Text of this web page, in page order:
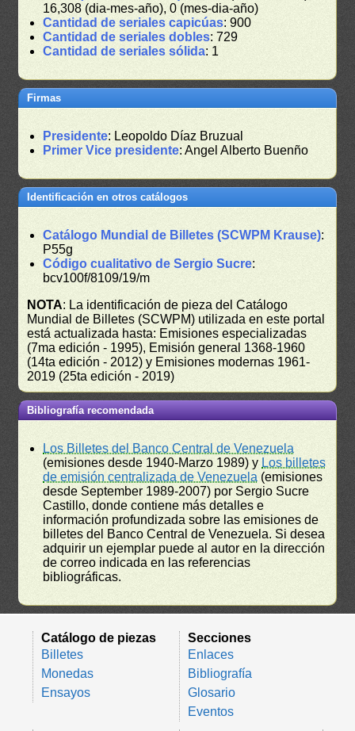
16,308 (dia-mes-año), 0 (mes-dia-año)
Cantidad de seriales capicúas: 900
Cantidad de seriales dobles: 729
Cantidad de seriales sólida: 1
Firmas
Presidente: Leopoldo Díaz Bruzual
Primer Vice presidente: Angel Alberto Buenño
Identificación en otros catálogos
Catálogo Mundial de Billetes (SCWPM Krause):
P55g
Código cualitativo de Sergio Sucre:
bcv100f/8109/19/m
NOTA: La identificación de pieza del Catálogo
Mundial de Billetes (SCWPM) utilizada en este portal
está actualizada hasta: Emisiones especializadas
(7ma edición - 1995), Emisión general 1368-1960
(14ta edición - 2012) y Emisiones modernas 1961-
2019 (25ta edición - 2019)
Bibliografía recomendada
Los Billetes del Banco Central de Venezuela
(emisiones desde 1940-Marzo 1989) y Los billetes
de emisión centralizada de Venezuela (emisiones
desde September 1989-2007) por Sergio Sucre
Castillo, donde contiene más detalles e
información profundizada sobre las emisiones de
billetes del Banco Central de Venezuela. Si desea
adquirir un ejemplar puede al autor en la dirección
de correo indicada en las referencias
bibliográficas.
Catálogo de piezas
Billetes
Monedas
Ensayos
Secciones
Enlaces
Bibliografía
Glosario
Eventos